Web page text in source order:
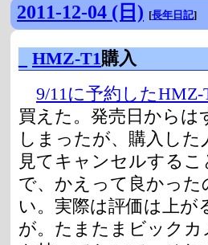
2011-12-04 (日) [長年日記]
HMZ-T1購入
9/11に予約したHMZ-
買えた。発売日からは
しまったが、購入した
見てキャンセルする
で、かえって良かった
い。実際は評価は上が
が。たまたまビックカ